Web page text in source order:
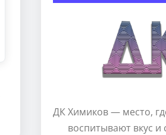
ДК Химиков — место,
воспитывают вкус и